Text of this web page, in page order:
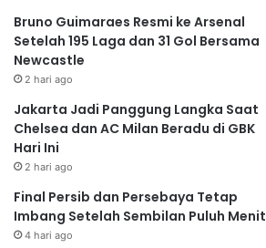
Bruno Guimaraes Resmi ke Arsenal
Setelah 195 Laga dan 31 Gol Bersama
Newcastle
2 hari ago
Jakarta Jadi Panggung Langka Saat
Chelsea dan AC Milan Beradu di GBK
Hari Ini
2 hari ago
Final Persib dan Persebaya Tetap
Imbang Setelah Sembilan Puluh Menit
4 hari ago